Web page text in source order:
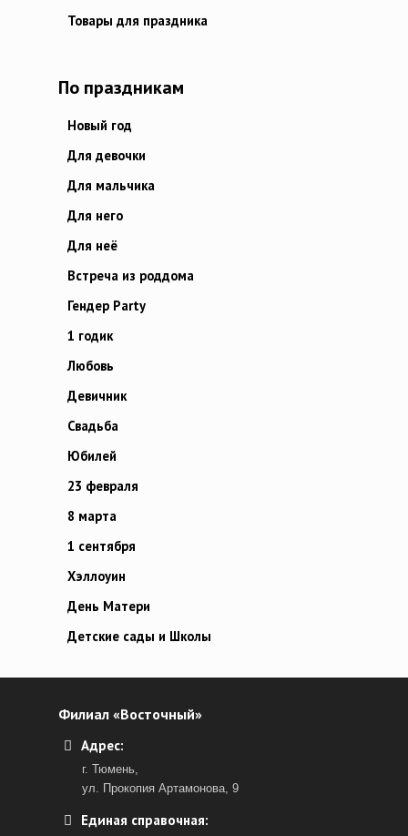
Товары для праздника
По праздникам
Новый год
Для девочки
Для мальчика
Для него
Для неё
Встреча из роддома
Гендер Party
1 годик
Любовь
Девичник
Свадьба
Юбилей
23 февраля
8 марта
1 сентября
Хэллоуин
День Матери
Детские сады и Школы
Филиал «Восточный»
Адрес:
г. Тюмень,
ул. Прокопия Артамонова, 9
Единая справочная: